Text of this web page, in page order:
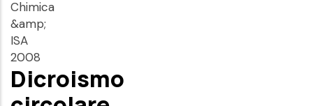
Chimica
&amp;
ISA
2008
Dicroismo